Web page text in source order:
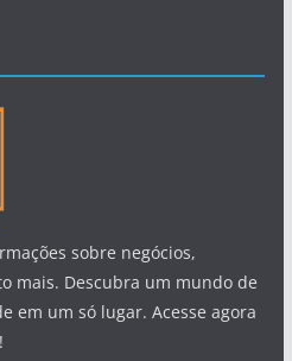
sobre negócios,
mais. Descubra um mundo de
em um só lugar. Acesse agora